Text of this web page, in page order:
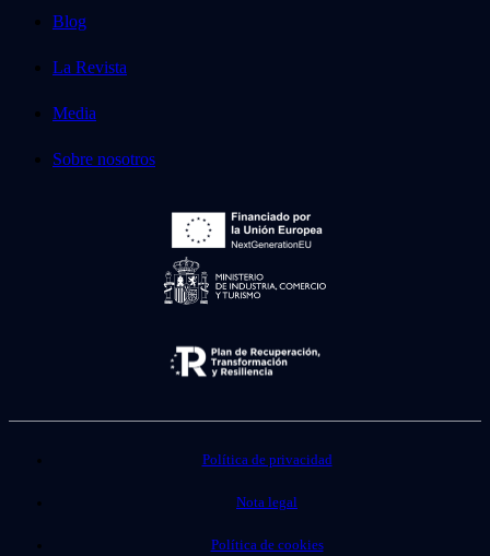
Blog
La Revista
Media
Sobre nosotros
Política de privacidad
Nota legal
Política de cookies